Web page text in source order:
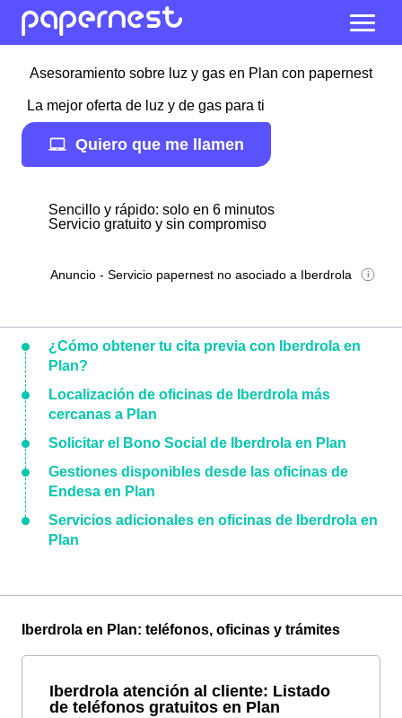
Asesoramiento sobre luz y gas en Plan con papernest
La mejor oferta de luz y de gas para ti
Quiero que me llamen
Sencillo y rápido: solo en 6 minutos
Servicio gratuito y sin compromiso
Anuncio - Servicio papernest no asociado a Iberdrola
¿Cómo obtener tu cita previa con Iberdrola en
Plan?
Localización de oficinas de Iberdrola más
cercanas a Plan
Solicitar el Bono Social de Iberdrola en Plan
Gestiones disponibles desde las oficinas de
Endesa en Plan
Servicios adicionales en oficinas de Iberdrola en
Plan
Iberdrola en Plan: teléfonos, oficinas y trámites
Iberdrola atención al cliente: Listado
de teléfonos gratuitos en Plan